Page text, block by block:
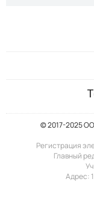
© 2017-2025
Регистрация
Главный
Адрес: